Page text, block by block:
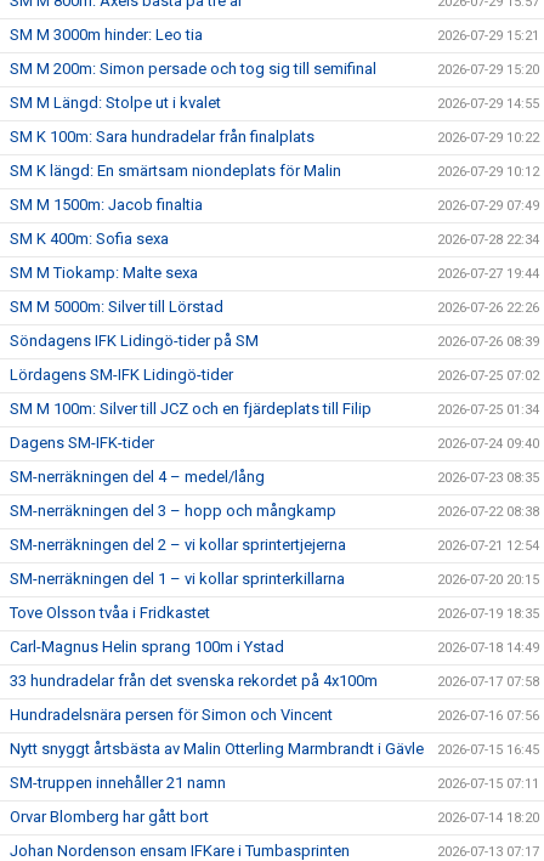
SM M 3000m hinder: Leo tia 2026-07-29 15:21
SM M 200m: Simon persade och tog sig till semifinal 2026-07-29 15:20
SM M Längd: Stolpe ut i kvalet 2026-07-29 14:55
SM K 100m: Sara hundradelar från finalplats 2026-07-29 10:22
SM K längd: En smärtsam niondeplats för Malin 2026-07-29 10:12
SM M 1500m: Jacob finaltia 2026-07-29 07:49
SM K 400m: Sofia sexa 2026-07-28 22:34
SM M Tiokamp: Malte sexa 2026-07-27 19:44
SM M 5000m: Silver till Lörstad 2026-07-26 22:26
Söndagens IFK Lidingö-tider på SM 2026-07-26 08:39
Lördagens SM-IFK Lidingö-tider 2026-07-25 07:02
SM M 100m: Silver till JCZ och en fjärdeplats till Filip 2026-07-25 01:34
Dagens SM-IFK-tider 2026-07-24 09:40
SM-nerräkningen del 4 – medel/lång 2026-07-23 08:35
SM-nerräkningen del 3 – hopp och mångkamp 2026-07-22 08:38
SM-nerräkningen del 2 – vi kollar sprintertjejerna 2026-07-21 12:54
SM-nerräkningen del 1 – vi kollar sprinterkillarna 2026-07-20 20:15
Tove Olsson tvåa i Fridkastet 2026-07-19 18:35
Carl-Magnus Helin sprang 100m i Ystad 2026-07-18 14:49
33 hundradelar från det svenska rekordet på 4x100m 2026-07-17 07:58
Hundradelsnära persen för Simon och Vincent 2026-07-16 07:56
Nytt snyggt årtsbästa av Malin Otterling Marmbrandt i Gävle 2026-07-15 16:45
SM-truppen innehåller 21 namn 2026-07-15 07:11
Orvar Blomberg har gått bort 2026-07-14 18:20
Johan Nordenson ensam IFKare i Tumbasprinten 2026-07-13 07:17